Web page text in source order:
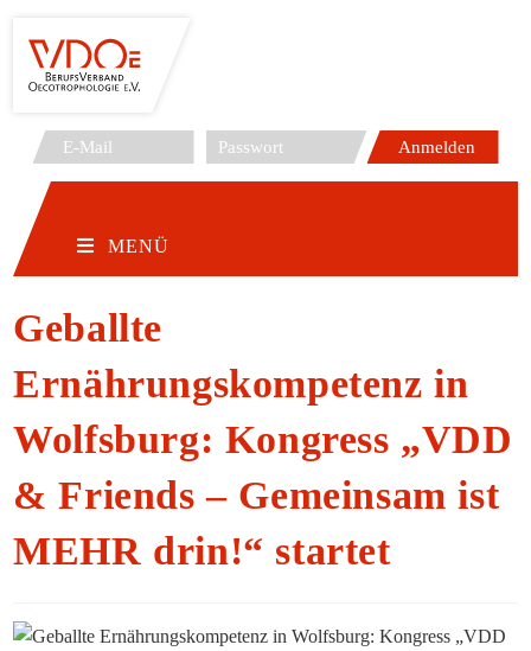
Inhalt
springen
MENÜ
Geballte
Ernährungskompetenz in
Wolfsburg: Kongress „VDD
& Friends – Gemeinsam ist
MEHR drin!“ startet